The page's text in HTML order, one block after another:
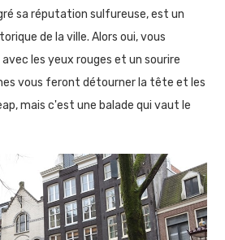
sa réputation sulfureuse, est un
de la ville. Alors oui, vous
les yeux rouges et un sourire
vous feront détourner la tête et les
mais c'est une balade qui vaut le